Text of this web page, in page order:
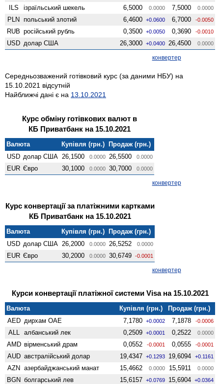
ILS ізраїльський шекель 6,5000 0.0000 7,5000 0.0000
PLN польський злотий 6,4600 +0.0600 6,7000 -0.0050
RUB російський рубль 0,3500 +0.0050 0,3690 -0.0010
USD долар США 26,3000 +0.0400 26,4500 0.0000
конвертер
Середньозважений готівковий курс (за даними НБУ) на
15.10.2021 відсутній
Найближчі дані є на 13.10.2021
Курс обміну готівкових валют в
КБ Приватбанк на 15.10.2021
Валюта Купівля (грн.) Продаж (грн.)
USD долар США 26,1500 0.0000 26,5500 0.0000
EUR Євро 30,1000 0.0000 30,7000 0.0000
конвертер
Курс конвертації за платіжними картками
КБ Приватбанк на 15.10.2021
Валюта Купівля (грн.) Продаж (грн.)
USD долар США 26,2000 0.0000 26,5252 0.0000
EUR Євро 30,2000 0.0000 30,6749 -0.0001
конвертер
Курси конвертації платіжної системи Visa на 15.10.2021
Валюта Купівля (грн.)
Продаж (грн.)
AED дирхам ОАЕ 7,1780 +0.0002 7,1878 -0.0006
ALL албанський лек 0,2509 +0.0001 0,2522 0.0000
AMD вiрменський драм 0,0552 -0.0001 0,0555 -0.0001
AUD австралійський долар 19,4347 +0.1293 19,6094 +0.1161
AZN азербайджанський манат 15,4662 0.0000 15,5911 0.0000
BGN болгарський лев 15,6157 +0.0769 15,6904 +0.0364